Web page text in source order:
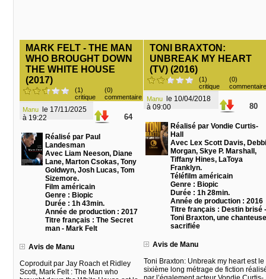
MARK FELT - THE MAN
WHO BROUGHT DOWN
THE WHITE HOUSE
(2017)
(1)
critique
(0)
commentaire
Manu
à 19:22
64
Réalisé par Paul
Landesman
Avec Liam Neeson, Diane
Lane, Marton Csokas, Tony
Goldwyn, Josh Lucas, Tom
Sizemore.
Film américain
Genre : Biopic
Durée : 1h 43min.
Année de production : 2017
Titre français : The Secret
man - Mark Felt
Avis de Manu
Coproduit par Jay Roach et Ridley
Scott, Mark Felt : The Man who
TONI BRAXTON:
UNBREAK MY HEART
(TV) (2016)
(1)
critique
(0)
commentaire
Manu
à 09:00
80
Réalisé par Vondie Curtis-
Hall
Avec Lex Scott Davis, Debbi
Morgan, Skye P. Marshall,
Tiffany Hines, LaToya
Franklyn.
Téléfilm américain
Genre : Biopic
Durée : 1h 28min.
Année de production : 2016
Titre français : Destin brisé -
Toni Braxton, une chanteuse
sacrifiée
Avis de Manu
Toni Braxton: Unbreak my heart est le
sixième long métrage de fiction